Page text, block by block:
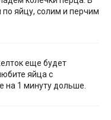
яйцу, солим и перчим
еще будет
яйца с
1 минуту дольше.